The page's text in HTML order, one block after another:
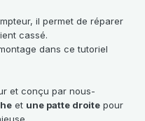
il permet de réparer
cassé.
dans ce tutoriel
et conçu par nous-
et une patte droite pour